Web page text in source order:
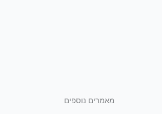
מאמרים נוספים